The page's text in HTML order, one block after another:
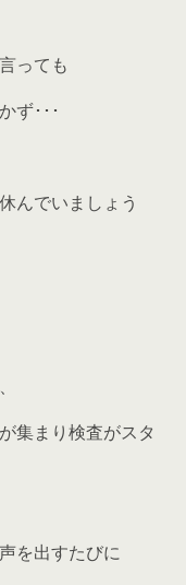
っても
ず･･･
んでいましょう
集まり検査がスタ
を出すたびに